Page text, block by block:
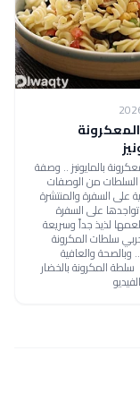
بالمايونيز .. وصفة
السلطات من الوصفات
على السفرة والمنتشرة
على السفرة
لذيذ جداً وسريعة
سلطات المكرونة
وبالصحة والعافية
المكرونة بالخضار